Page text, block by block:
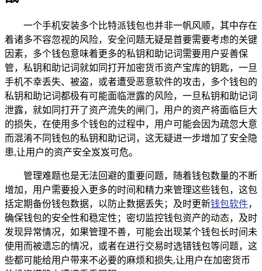
一个手机安装多个比特派钱包也并非一帆风顺，其中存在
着诸多不容忽视的风险，安全问题无疑是首要需要考虑的关键
因素，多个钱包意味着更多的私钥和助记词需要用户妥善保
管，私钥和助记词就如同打开加密货币资产宝库的钥匙，一旦
手机不幸丢失、被盗，或者遭受恶意软件的攻击，多个钱包的
私钥和助记词都极有可能面临泄露的风险，一旦私钥和助记词
泄露，就如同打开了资产流失的闸门，用户的资产将面临巨大
的损失，在使用多个钱包的过程中，用户可能会因为疏忽大意
而混淆不同钱包的私钥和助记词，这无疑进一步增加了安全隐
患,让用户的资产安全岌岌可危。
管理难题也是无法回避的重要问题，随着钱包数量的不断
增加，用户需要投入更多的时间和精力来管理这些钱包，这包
括定期备份钱包数据，以防止数据丢失；及时更新钱包软件，
确保钱包的安全性和稳定性；密切监控钱包资产的动态，及时
发现异常情况，如果管理不善，可能会出现某个钱包长时间未
使用而被遗忘的情况，或者在进行交易时选错钱包等问题，这
些都可能给用户带来不必要的麻烦和损失,让用户在加密货币